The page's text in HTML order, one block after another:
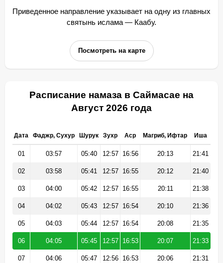
Приведенное направление указывает на одну из главных
святынь ислама — Каабу.
Посмотреть на карте
Расписание намаза в Саймасае на
Август 2026 года
Дата Фаджр, Сухур Шурук Зухр Аср Магриб, Ифтар Иша
01 03:57 05:40 12:57 16:56 20:13 21:41
02 03:58 05:41 12:57 16:55 20:12 21:40
03 04:00 05:42 12:57 16:55 20:11 21:38
04 04:02 05:43 12:57 16:54 20:10 21:36
05 04:03 05:44 12:57 16:54 20:08 21:35
06 04:05 05:45 12:57 16:53 20:07 21:33
07 04:06 05:47 12:56 16:53 20:06 21:31